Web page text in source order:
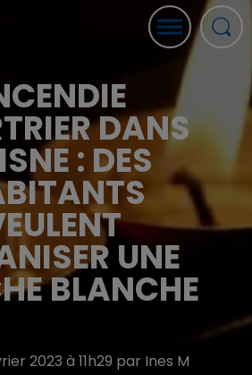
DANS
: DES
UNE
BLANCHE
2023 à 11h29 par Ines M